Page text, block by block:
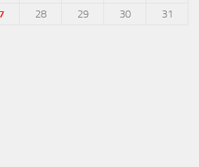
28 29 30
31